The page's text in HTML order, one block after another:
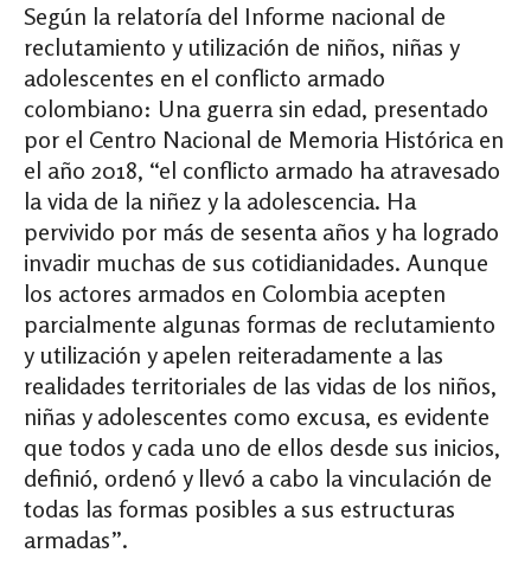
Según la relatoría del Informe nacional de
reclutamiento y utilización de niños, niñas y
adolescentes en el conflicto armado
colombiano: Una guerra sin edad, presentado
por el Centro Nacional de Memoria Histórica en
el año 2018, “el conflicto armado ha atravesado
la vida de la niñez y la adolescencia. Ha
pervivido por más de sesenta años y ha logrado
invadir muchas de sus cotidianidades. Aunque
los actores armados en Colombia acepten
parcialmente algunas formas de reclutamiento
y utilización y apelen reiteradamente a las
realidades territoriales de las vidas de los niños,
niñas y adolescentes como excusa, es evidente
que todos y cada uno de ellos desde sus inicios,
definió, ordenó y llevó a cabo la vinculación de
todas las formas posibles a sus estructuras
armadas”.